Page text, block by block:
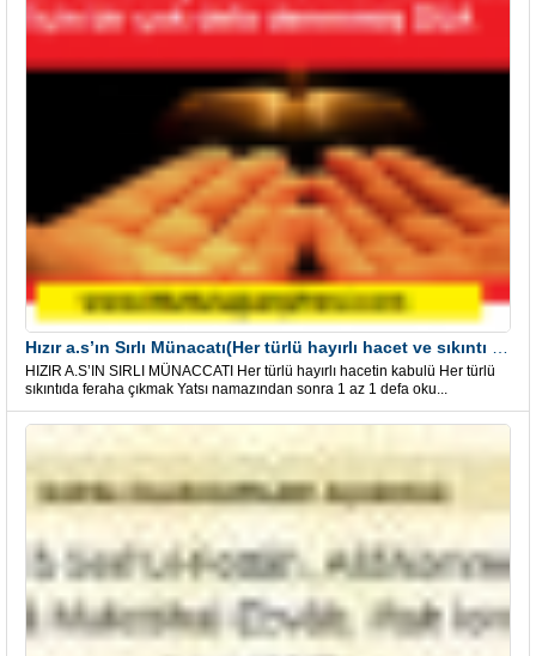
HIZIR A.S’IN SIRLI MÜNACCATI Her türlü hayırlı hacetin kabulü Her türlü
sıkıntıda feraha çıkmak Yatsı namazından sonra 1 az 1 defa oku...